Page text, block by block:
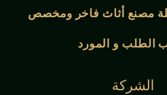
مصنع أثاث فاخر ومخصص
الطلب و المورد
الشركة